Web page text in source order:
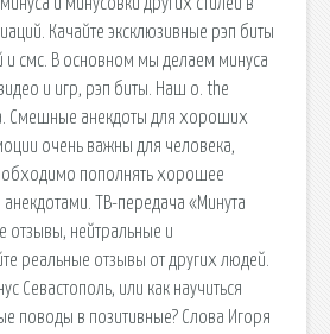
Качайте эксклюзивные рэп биты
и смс. В основном мы делаем минуса
и игр, рэп биты. Наш о. the
Смешные анекдоты для хороших
очень важны для человека,
пополнять хорошее
ТВ-передача «Минута
отзывы, нейтральные и
реальные отзывы от других людей.
Севастополь, или как научиться
поводы в позитивные? Слова Игоря